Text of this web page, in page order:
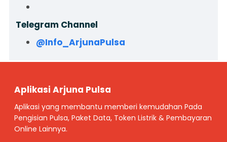
Telegram Channel
@Info_ArjunaPulsa
Aplikasi Arjuna Pulsa
Aplikasi yang membantu memberi kemudahan Pada
Pengisian Pulsa, Paket Data, Token Listrik & Pembayaran
Online Lainnya.